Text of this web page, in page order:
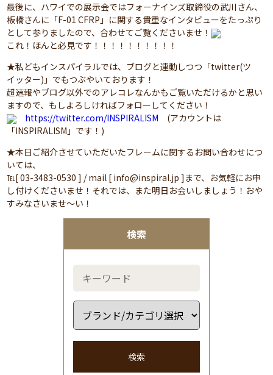
検索
検索
最後に、ハワイでの展示会ではフォーナインズ取締役の武川さん、
板橋さんに「F-01 CFRP」に関する貴重なインタビューをたっぷり
として参りましたので、合わせてご覧くださいませ！
これ！ほんと必見です！！！！！！！！！！
★私どもインスパイラルでは、ブログと連動しつつ「twitter(ツ
イッター)」でもつぶやいております！
超速報やブログ以外でのアレコレなんかもご覧いただけるかと思い
ますので、もしよろしければフォローしてください！
https://twitter.com/INSPIRALISM (アカウントは
「INSPIRALISM」です！)
★本日ご紹介させていただいたフレームに関するお問い合わせにつ
いては、
℡[ 03-3483-0530 ] / mail [ info@inspiral.jp ]まで、お気軽にお申
し付けくださいませ！それでは、また明日お会いしましょう！おや
すみなさいませ～い！